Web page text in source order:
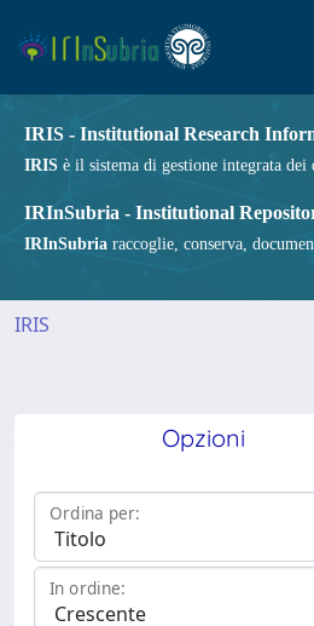
IRIS - Institutional Research
IRIS è il sistema di gestione integrata
IRInSubria - Institutional
IRInSubria raccoglie, conserva,
IRIS
Opzioni
Ordina per:
In ordine: